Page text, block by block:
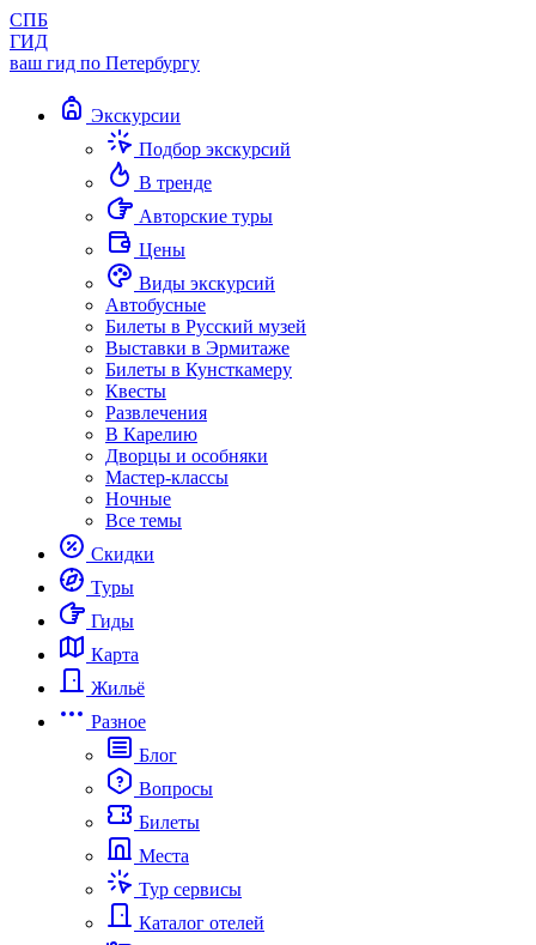
СПБ
ГИД
ваш гид по Петербургу
Экскурсии
Подбор экскурсий
В тренде
Авторские туры
Цены
Виды экскурсий
Автобусные
Билеты в Русский музей
Выставки в Эрмитаже
Билеты в Кунсткамеру
Квесты
Развлечения
В Карелию
Дворцы и особняки
Мастер-классы
Ночные
Все темы
Скидки
Туры
Гиды
Карта
Жильё
Разное
Блог
Вопросы
Билеты
Места
Тур сервисы
Каталог отелей